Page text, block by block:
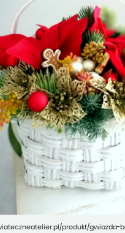
produkt/gwiazda-